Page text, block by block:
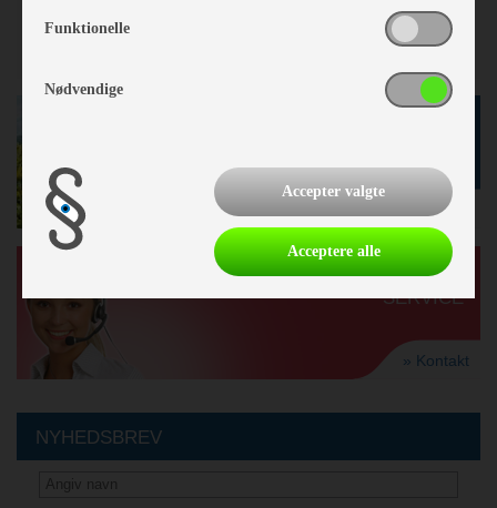
» se tilbud
KUNDE-
SERVICE
» Kontakt
NYHEDSBREV
Funktionelle
Nødvendige
Accepter valgte
Acceptere alle